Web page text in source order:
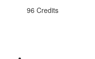
96 Credits